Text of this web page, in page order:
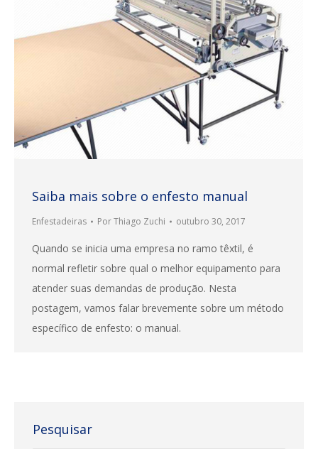
Saiba mais sobre o enfesto manual
Enfestadeiras PorThiago Zuchi outubro 30, 2017
Quando se inicia uma empresa no ramo têxtil, é
normal refletir sobre qual o melhor equipamento para
atender suas demandas de produção. Nesta
postagem, vamos falar brevemente sobre um método
específico de enfesto: o manual.
Pesquisar